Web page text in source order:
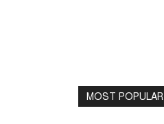
MOST POPULAR